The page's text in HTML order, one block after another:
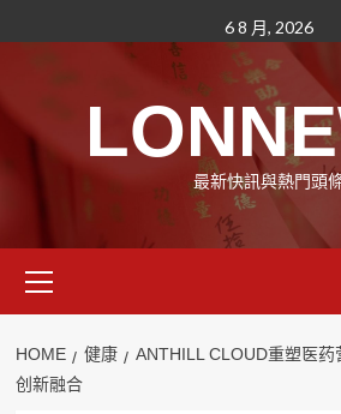
to
6 8 月, 2026
最新快訊與熱門頭
Menu
HOME 健康
ANTHILL CLOUD重塑医
创新融合